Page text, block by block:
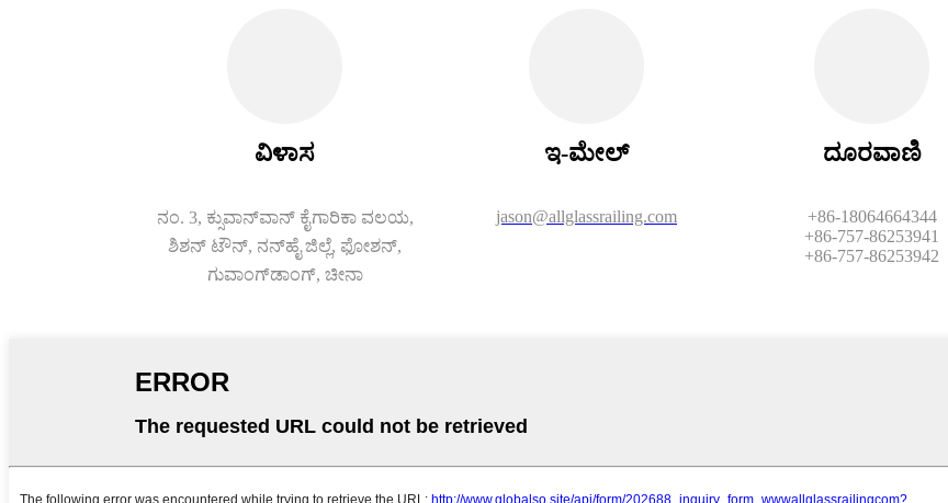
ವಿಳಾಸ
ನಂ. 3, ಕ್ಸುವಾನ್‌ವಾನ್ ಕೈಗಾರಿಕಾ ವಲಯ,
ಶಿಶನ್ ಟೌನ್, ನನ್‌ಹೈ ಜಿಲ್ಲೆ, ಫೋಶನ್,
ಗುವಾಂಗ್‌ಡಾಂಗ್, ಚೀನಾ
ಇ-ಮೇಲ್
jason@allglassrailing.com
ದೂರವಾಣಿ
+86-18064664344
+86-757-86253941
+86-757-86253942